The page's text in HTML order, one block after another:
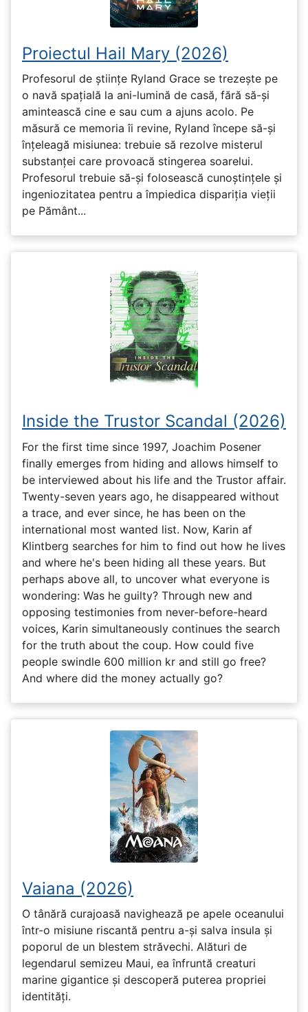
Proiectul Hail Mary (2026)
Profesorul de științe Ryland Grace se trezește pe
o navă spațială la ani-lumină de casă, fără să-și
amintească cine e sau cum a ajuns acolo. Pe
măsură ce memoria îi revine, Ryland începe să-și
înțeleagă misiunea: trebuie să rezolve misterul
substanței care provoacă stingerea soarelui.
Profesorul trebuie să-și folosească cunoștințele și
ingeniozitatea pentru a împiedica dispariția vieții
pe Pământ...
Inside the Trustor Scandal (2026)
For the first time since 1997, Joachim Posener
finally emerges from hiding and allows himself to
be interviewed about his life and the Trustor affair.
Twenty-seven years ago, he disappeared without
a trace, and ever since, he has been on the
international most wanted list. Now, Karin af
Klintberg searches for him to find out how he lives
and where he's been hiding all these years. But
perhaps above all, to uncover what everyone is
wondering: Was he guilty? Through new and
opposing testimonies from never-before-heard
voices, Karin simultaneously continues the search
for the truth about the coup. How could five
people swindle 600 million kr and still go free?
And where did the money actually go?
Vaiana (2026)
O tânără curajoasă navighează pe apele oceanului
într-o misiune riscantă pentru a-și salva insula și
poporul de un blestem străvechi. Alături de
legendarul semizeu Maui, ea înfruntă creaturi
marine gigantice și descoperă puterea propriei
identități.